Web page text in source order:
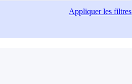
Appliquerles filtres